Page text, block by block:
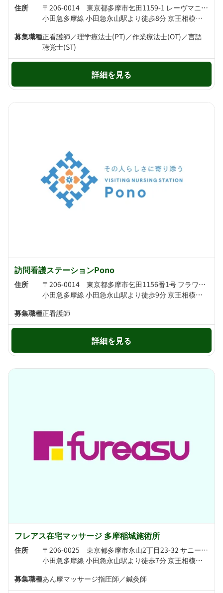
住所
〒206-0014 東京都多摩市乞田1159-1 レーヴマニフィック永山2F
小田急多摩線 小田急永山駅より徒歩8分 京王相模原線 京王永山駅より徒歩8分
募集職種正看護師／理学療法士(PT)／作業療法士(OT)／言語
聴覚士(ST)
詳細を見る
訪問看護ステーションPono
住所
〒206-0014 東京都多摩市乞田1156番1号 フラワーマンションコヤタ203号室
小田急多摩線 小田急永山駅より徒歩9分 京王相模原線 京王永山駅より徒歩9分
募集職種正看護師
詳細を見る
フレアス在宅マッサージ 多摩稲城施術所
住所
〒206-0025 東京都多摩市永山2丁目23-32 サニーコート蔵201号
小田急多摩線 小田急永山駅より徒歩7分 京王相模原線 京王永山駅より徒歩7分
募集職種あん摩マッサージ指圧師／鍼灸師